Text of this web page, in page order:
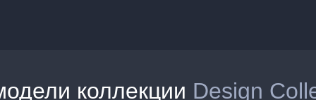
коллекции Design